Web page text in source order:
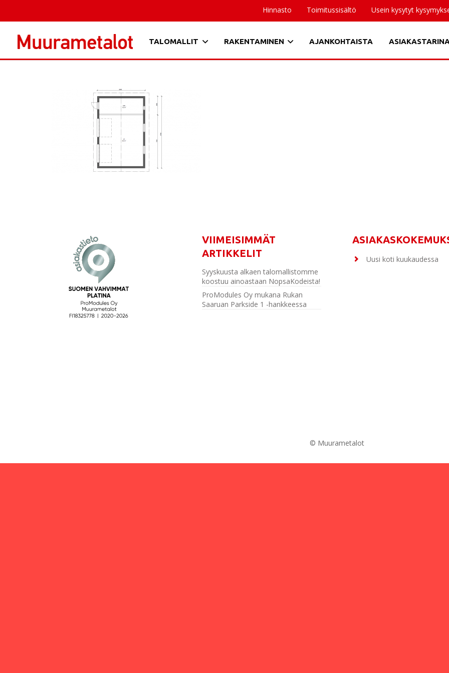
Hinnasto Toimitussisältö Usein kysytyt
TALOMALLIT RAKENTAMINEN AJANKOHTAISTA
VIIMEISIMMÄT
ARTIKKELIT
Syyskuusta alkaen talomallistomme
koostuu ainoastaan NopsaKodeista!
ProModules Oy mukana Rukan
Saaruan Parkside 1 -hankkeessa
Uusi koti kuukaudessa
© Muurametalot